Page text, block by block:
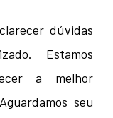
dúvidas
Estamos
a melhor
seu